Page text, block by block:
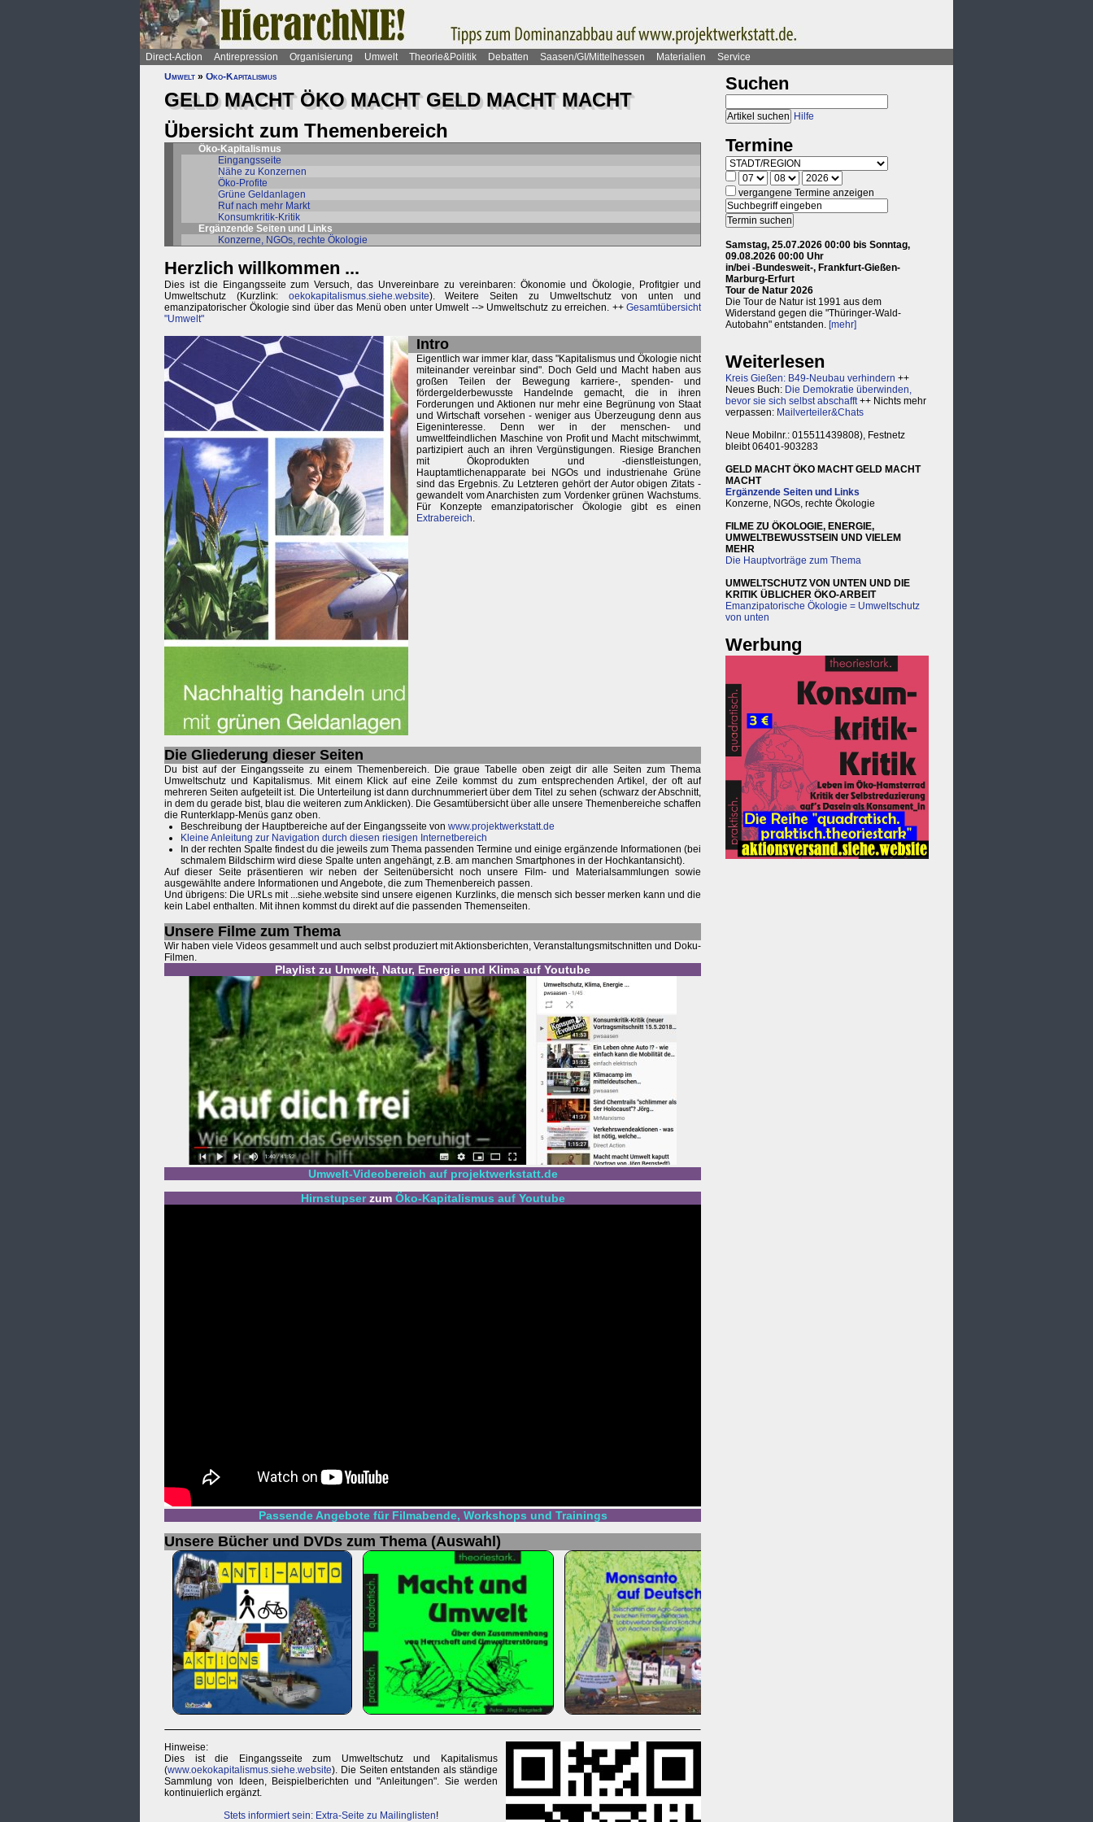
Direct-Action Antirepression Organisierung Umwelt Theorie&Politik Debatten Saasen/GI/Mittelhessen Materialien
Service
Umwelt » Öko-Kapitalismus
GELD MACHT ÖKO MACHT GELD MACHT MACHT
Übersicht zum Themenbereich
Öko-Kapitalismus
Eingangsseite
Nähe zu Konzernen
Öko-Profite
Grüne Geldanlagen
Ruf nach mehr Markt
Konsumkritik-Kritik
Ergänzende Seiten und Links
Konzerne, NGOs, rechte Ökologie
Herzlich willkommen ...
Dies ist die Eingangsseite zum Versuch, das Unvereinbare zu vereinbaren: Ökonomie und Ökologie, Profitgier und
Umweltschutz (Kurzlink: oekokapitalismus.siehe.website). Weitere Seiten zu Umweltschutz von unten und
emanzipatorischer Ökologie sind über das Menü oben unter Umwelt --> Umweltschutz zu erreichen. ++ Gesamtübersicht
"Umwelt"
Intro
Eigentlich war immer klar, dass "Kapitalismus und Ökologie nicht
miteinander vereinbar sind". Doch Geld und Macht haben aus
großen Teilen der Bewegung karriere-, spenden- und
fördergelderbewusste Handelnde gemacht, die in ihren
Forderungen und Aktionen nur mehr eine Begrünung von Staat
und Wirtschaft vorsehen - weniger aus Überzeugung denn aus
Eigeninteresse. Denn wer in der menschen- und
umweltfeindlichen Maschine von Profit und Macht mitschwimmt,
partizipiert auch an ihren Vergünstigungen. Riesige Branchen
mit Ökoprodukten und -dienstleistungen,
Hauptamtlichenapparate bei NGOs und industrienahe Grüne
sind das Ergebnis. Zu Letzteren gehört der Autor obigen Zitats -
gewandelt vom Anarchisten zum Vordenker grünen Wachstums.
Für Konzepte emanzipatorischer Ökologie gibt es einen
Extrabereich.
Die Gliederung dieser Seiten
Du bist auf der Eingangsseite zu einem Themenbereich. Die graue Tabelle oben zeigt dir alle Seiten zum Thema
Umweltschutz und Kapitalismus. Mit einem Klick auf eine Zeile kommst du zum entsprechenden Artikel, der oft auf
mehreren Seiten aufgeteilt ist. Die Unterteilung ist dann durchnummeriert über dem Titel zu sehen (schwarz der Abschnitt,
in dem du gerade bist, blau die weiteren zum Anklicken). Die Gesamtübersicht über alle unsere Themenbereiche schaffen
die Runterklapp-Menüs ganz oben.
Beschreibung der Hauptbereiche auf der Eingangsseite von www.projektwerkstatt.de
Kleine Anleitung zur Navigation durch diesen riesigen Internetbereich
In der rechten Spalte findest du die jeweils zum Thema passenden Termine und einige ergänzende Informationen (bei
schmalem Bildschirm wird diese Spalte unten angehängt, z.B. am manchen Smartphones in der Hochkantansicht).
Auf dieser Seite präsentieren wir neben der Seitenübersicht noch unsere Film- und Materialsammlungen sowie
ausgewählte andere Informationen und Angebote, die zum Themenbereich passen.
Und übrigens: Die URLs mit ...siehe.website sind unsere eigenen Kurzlinks, die mensch sich besser merken kann und die
kein Label enthalten. Mit ihnen kommst du direkt auf die passenden Themenseiten.
Unsere Filme zum Thema
Wir haben viele Videos gesammelt und auch selbst produziert mit Aktionsberichten, Veranstaltungsmitschnitten und Doku-
Filmen.
Playlist zu Umwelt, Natur, Energie und Klima auf Youtube
Umwelt-Videobereich auf projektwerkstatt.de
Hirnstupserzum Öko-Kapitalismus auf Youtube
Passende Angebote für Filmabende, Workshops und Trainings
Unsere Bücher und DVDs zum Thema (Auswahl)
Hinweise:
Dies ist die Eingangsseite zum Umweltschutz und Kapitalismus
(www.oekokapitalismus.siehe.website). Die Seiten entstanden als ständige
Sammlung von Ideen, Beispielberichten und "Anleitungen". Sie werden
kontinuierlich ergänzt.
Stets informiert sein: Extra-Seite zu Mailinglisten!
Suchen
Hilfe
Termine
vergangene Termine anzeigen
Samstag, 25.07.2026 00:00 bis Sonntag,
09.08.2026 00:00 Uhr
in/bei -Bundesweit-, Frankfurt-Gießen-
Marburg-Erfurt
Tour de Natur 2026
Die Tour de Natur ist 1991 aus dem
Widerstand gegen die "Thüringer-Wald-
Autobahn" entstanden. [mehr]
Weiterlesen
Kreis Gießen: B49-Neubau verhindern ++
Neues Buch: Die Demokratie überwinden,
bevor sie sich selbst abschafft++ Nichts mehr
verpassen: Mailverteiler&Chats
Neue Mobilnr.: 015511439808), Festnetz
bleibt 06401-903283
GELD MACHT ÖKO MACHT GELD MACHT
MACHT
Ergänzende Seiten und Links
Konzerne, NGOs, rechte Ökologie
FILME ZU ÖKOLOGIE, ENERGIE,
UMWELTBEWUSSTSEIN UND VIELEM
MEHR
Die Hauptvorträge zum Thema
UMWELTSCHUTZ VON UNTEN UND DIE
KRITIK ÜBLICHER ÖKO-ARBEIT
Emanzipatorische Ökologie = Umweltschutz
von unten
Werbung